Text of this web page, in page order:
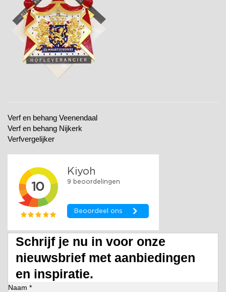
Verf en behang Veenendaal
Verf en behang Nijkerk
Verfvergelijker
Schrijf je nu in voor onze
nieuwsbrief met aanbiedingen
en inspiratie.
Naam *